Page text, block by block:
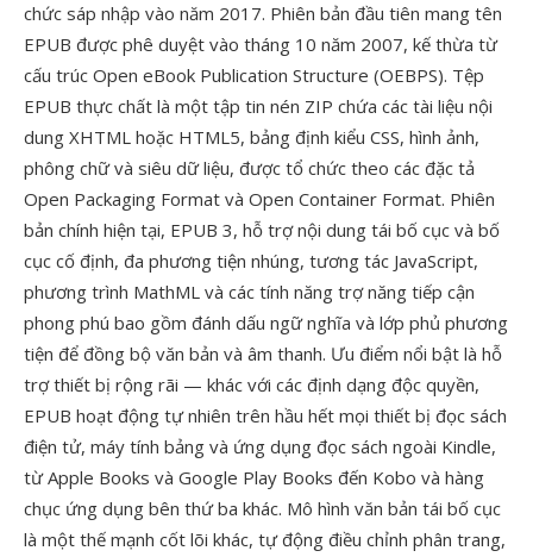
chức sáp nhập vào năm 2017. Phiên bản đầu tiên mang tên
EPUB được phê duyệt vào tháng 10 năm 2007, kế thừa từ
cấu trúc Open eBook Publication Structure (OEBPS). Tệp
EPUB thực chất là một tập tin nén ZIP chứa các tài liệu nội
dung XHTML hoặc HTML5, bảng định kiểu CSS, hình ảnh,
phông chữ và siêu dữ liệu, được tổ chức theo các đặc tả
Open Packaging Format và Open Container Format. Phiên
bản chính hiện tại, EPUB 3, hỗ trợ nội dung tái bố cục và bố
cục cố định, đa phương tiện nhúng, tương tác JavaScript,
phương trình MathML và các tính năng trợ năng tiếp cận
phong phú bao gồm đánh dấu ngữ nghĩa và lớp phủ phương
tiện để đồng bộ văn bản và âm thanh. Ưu điểm nổi bật là hỗ
trợ thiết bị rộng rãi — khác với các định dạng độc quyền,
EPUB hoạt động tự nhiên trên hầu hết mọi thiết bị đọc sách
điện tử, máy tính bảng và ứng dụng đọc sách ngoài Kindle,
từ Apple Books và Google Play Books đến Kobo và hàng
chục ứng dụng bên thứ ba khác. Mô hình văn bản tái bố cục
là một thế mạnh cốt lõi khác, tự động điều chỉnh phân trang,